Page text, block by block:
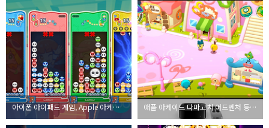
아이폰 아이패드 게임, Apple 아케이드 4월 신작: 뿌요뿌요 퍼즐팝, 크로시 로드 캐슬, 솔리테어 스토리 애플 아케이드 다마고치 어드벤처 등장, 아이폰, 아이패드 게임 추천